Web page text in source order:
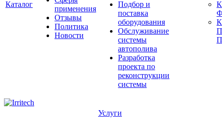
Каталог
применения
Отзывы
Политика
Новости
Подбор и
поставка
оборудования
Обслуживание
системы
автополива
Разработка
проекта по
реконструкции
системы
Услуги